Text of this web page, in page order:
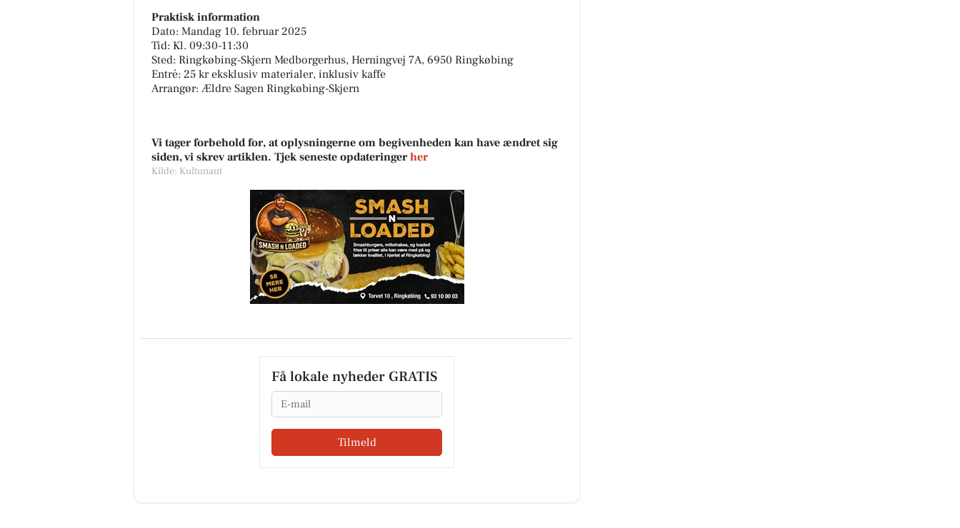
Praktisk information
Dato: Mandag 10. februar 2025
Tid: Kl. 09:30-11:30
Sted: Ringkøbing-Skjern Medborgerhus, Herningvej 7A, 6950 Ringkøbing
Entré: 25 kr eksklusiv materialer, inklusiv kaffe
Arrangør: Ældre Sagen Ringkøbing-Skjern
Vi tager forbehold for, at oplysningerne om begivenheden kan have ændret sig
siden, vi skrev artiklen. Tjek seneste opdateringer her
Kilde: Kultunaut
Få lokale nyheder GRATIS
Email
Tilmeld